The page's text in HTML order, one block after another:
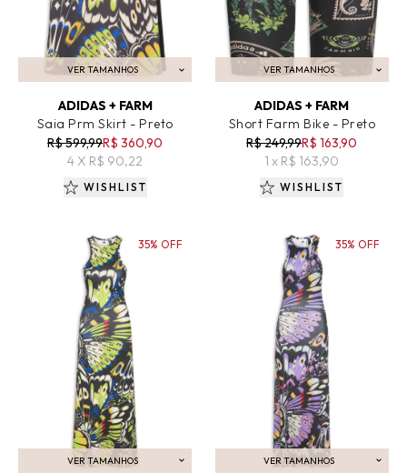
VER TAMANHOS
ADICIONAR AO CARRINHO
ADIDAS + FARM
Saia Prm Skirt - Preto
R$ 599,99R$ 360,90
4 X R$ 90,22
WISHLIST
VER TAMANHOS
ADICIONAR AO CARRINHO
ADIDAS + FARM
Short Farm Bike - Preto
R$ 249,99R$ 163,90
1 x R$ 163,90
WISHLIST
VER TAMANHOS
35% OFF
VER TAMANHOS
35% OFF